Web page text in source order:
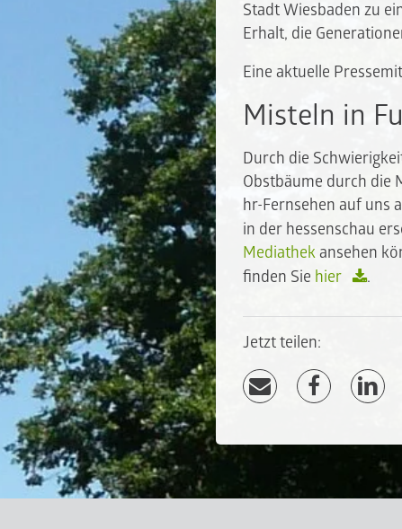
Stadt Wiesbaden zu
Erhalt, die
Eine aktuelle
Misteln in
Durch die
Obstbäume durch die
hr-Fernsehen auf uns
in der hessenschau
Mediathekansehen
finden Sie hier .
Jetzt teilen: